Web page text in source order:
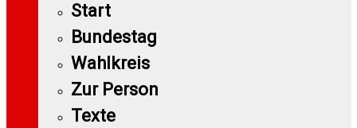
Start
Bundestag
Wahlkreis
Zur Person
Texte